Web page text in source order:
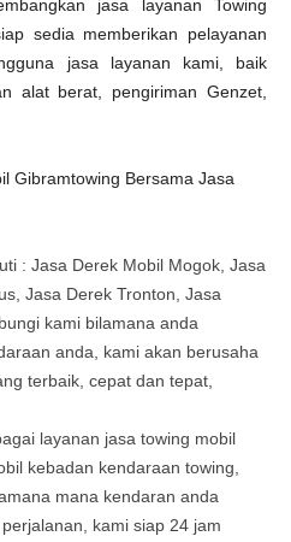
jasa layanan Towing
sedia memberikan pelayanan
jasa layanan kami, baik
alat berat, pengiriman Genzet,
Gibramtowing Bersama Jasa
: Jasa Derek Mobil Mogok, Jasa
Jasa Derek Tronton, Jasa
kami bilamana anda
anda, kami akan berusaha
terbaik, cepat dan tepat,
layanan jasa towing mobil
kebadan kendaraan towing,
mana kendaran anda
kami siap 24 jam